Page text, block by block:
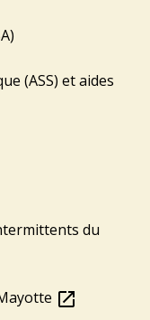
(ASS) et aides
du
open_in_new